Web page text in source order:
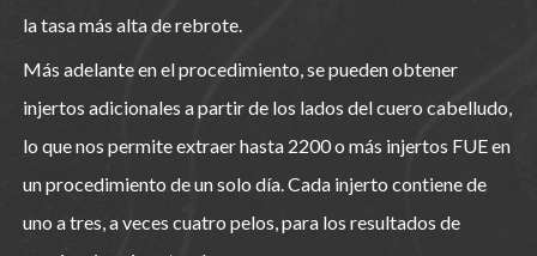
la tasa más alta de rebrote.
Más adelante en el procedimiento, se pueden obtener
injertos adicionales a partir de los lados del cuero cabelludo,
lo que nos permite extraer hasta 2200 o más injertos FUE en
un procedimiento de un solo día. Cada injerto contiene de
uno a tres, a veces cuatro pelos, para los resultados de